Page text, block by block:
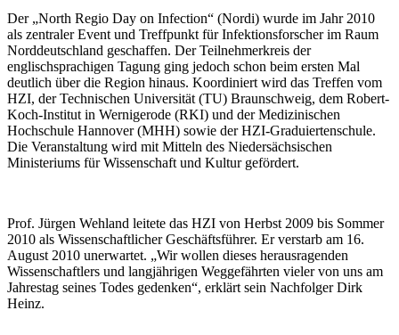
Der „North Regio Day on Infection“ (Nordi) wurde im Jahr 2010
als zentraler Event und Treffpunkt für Infektionsforscher im Raum
Norddeutschland geschaffen. Der Teilnehmerkreis der
englischsprachigen Tagung ging jedoch schon beim ersten Mal
deutlich über die Region hinaus. Koordiniert wird das Treffen vom
HZI, der Technischen Universität (TU) Braunschweig, dem Robert-
Koch-Institut in Wernigerode (RKI) und der Medizinischen
Hochschule Hannover (MHH) sowie der HZI-Graduiertenschule.
Die Veranstaltung wird mit Mitteln des Niedersächsischen
Ministeriums für Wissenschaft und Kultur gefördert.
Prof. Jürgen Wehland leitete das HZI von Herbst 2009 bis Sommer
2010 als Wissenschaftlicher Geschäftsführer. Er verstarb am 16.
August 2010 unerwartet. „Wir wollen dieses herausragenden
Wissenschaftlers und langjährigen Weggefährten vieler von uns am
Jahrestag seines Todes gedenken“, erklärt sein Nachfolger Dirk
Heinz.